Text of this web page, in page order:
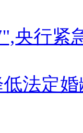
央行紧
法定婚